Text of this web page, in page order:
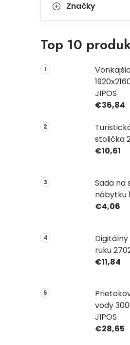
Značky
Top 10
JIPOS
€36,84
stolička
€10,61
Sada na
nábytku
€4,06
ruku
€11,84
vody
JIPOS
€28,65